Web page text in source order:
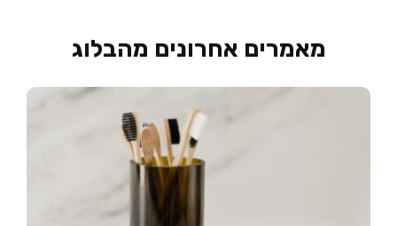
מאמרים אחרונים מהבלוג